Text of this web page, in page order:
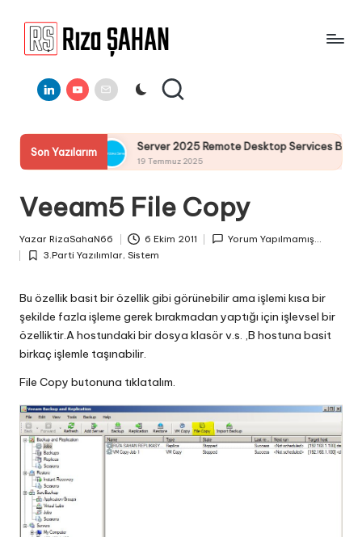
a
Ş
A
H
A
N
Bilgi
Paylaşım
LinkedinYoutube
E-
Mail
Son YazılarımServer 2025 Remote Desktop Services Bölüm4 :
19 Temmuz 2025
Veeam5 File Copy
by
Yazar RizaSahaN66 6 Ekim 2011 Yorum Yapılmamış...
Posted
3.Parti Yazılımlar, Sistem
Bu özellik basit bir özellik gibi görünebilir ama işlemi kısa bir
şekilde fazla işleme gerek bırakmadan yaptığı için işlevsel bir
özelliktir.A hostundaki bir dosya klasör v.s. ,B hostuna basit
birkaç işlemle taşınabilir.
File Copy butonuna tıklatalım.